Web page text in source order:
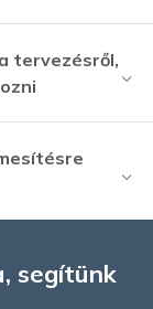
tervezésről,
segítünk